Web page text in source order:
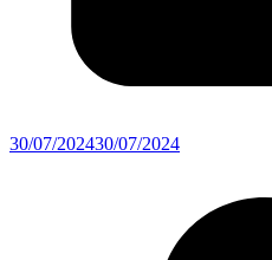
30/07/202430/07/2024